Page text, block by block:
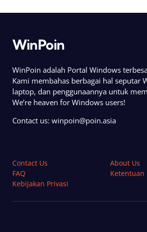
WinPoin
WinPoin adalah Portal Windows
Kami membahas berbagai hal seputar
laptop, dan penggunaannya untuk
We’re heaven for Windows users!
Contact us: winpoin@poin.asia
Contact Us
About Us
FAQ
Ketentuan
Kebijakan Privasi